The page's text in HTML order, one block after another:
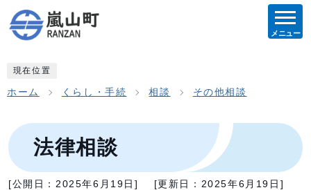
メニュー
現在位置
ホーム くらし・手続 相談 その他相談
法律相談
[公開日： 2025年6月19日 ] [更新日： 2025年6月19日 ]